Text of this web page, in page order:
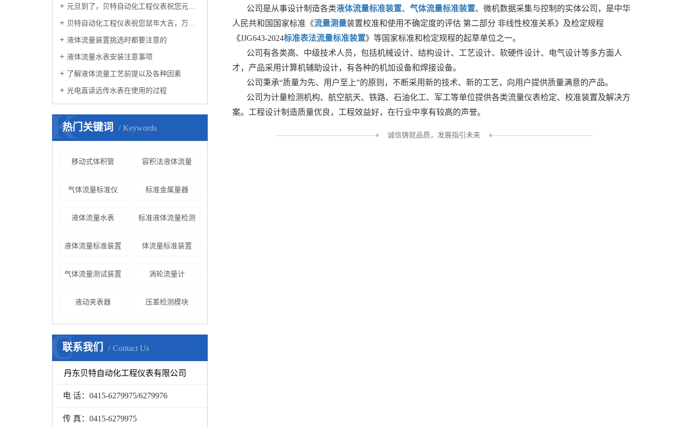
元旦到了，贝特自动化工程仪表祝您元旦快乐！
贝特自动化工程仪表祝您鼠年大吉，万事如意！
液体流量装置挑选时都要注意的
液体流量水表安装注意事项
了解液体流量工艺前提以及各种因素
光电直读远传水表在使用的过程
热门关键词 Keywords
K
移动式体积管 容积法液体流量
气体流量标准仪 标准金属量器
液体流量水表 标准液体流量检测
液体流量标准装置 体流量标准装置
气体流量测试装置 涡轮流量计
液动夹表器 压差检测模块
联系我们 Contact Us
C
丹东贝特自动化工程仪表有限公司
电 话： 0415-6279975/6279976
传 真： 0415-6279975
公司是从事设计制造各类液体流量标准装置、 气体流量标准装置、微机数据采集与控制的实体公司，是中华
人民共和国国家标准《流量测量装置校准和使用不确定度的评估 第二部分 非线性校准关系》及检定规程
《JJG643-2024标准表法流量标准装置》等国家标准和检定规程的起草单位之一。
公司有各类高、中级技术人员，包括机械设计、结构设计、工艺设计、软硬件设计、电气设计等多方面人
才，产品采用计算机辅助设计，有各种的机加设备和焊接设备。
公司秉承“质量为先、用户至上”的原则，不断采用新的技术、新的工艺，向用户提供质量满意的产品。
公司 为计量检测机构、航空航天、铁路、石油化工、军工等单位提供各类流量仪表检定、校准装置及解决方
案。工程设计制造质量优良，工程效益好，在行业中享有较高的声誉。
——————————————●诚信铸就品质，发展指引未来 ●——————————————